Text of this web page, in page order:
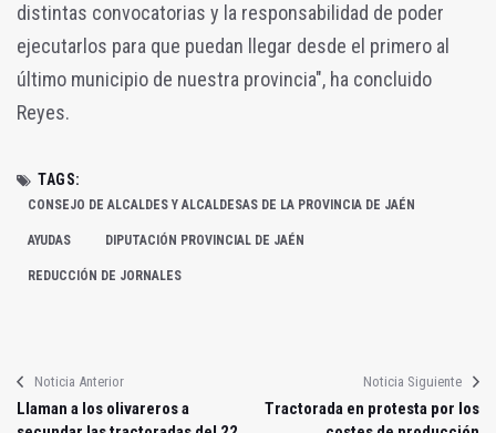
distintas convocatorias y la responsabilidad de poder
ejecutarlos para que puedan llegar desde el primero al
último municipio de nuestra provincia", ha concluido
Reyes.
TAGS:
CONSEJO DE ALCALDES Y ALCALDESAS DE LA PROVINCIA DE JAÉN
AYUDAS DIPUTACIÓN PROVINCIAL DE JAÉN
REDUCCIÓN DE JORNALES
Noticia Anterior
Llaman a los olivareros a
Noticia Siguiente
Tractorada en protesta por los